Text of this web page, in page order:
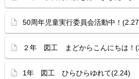
50周年児童実行委員会活動中！
２年 図工 まどからこんにちは！
1年 図工 ひらひらゆれて(2.24)